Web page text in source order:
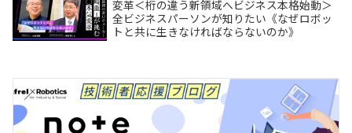
変革＜桁の違う新領域へビジネス本格始動＞
全ビジネスパーソンが知りたい《なぜロボッ
トと共に生きなければならないのか》